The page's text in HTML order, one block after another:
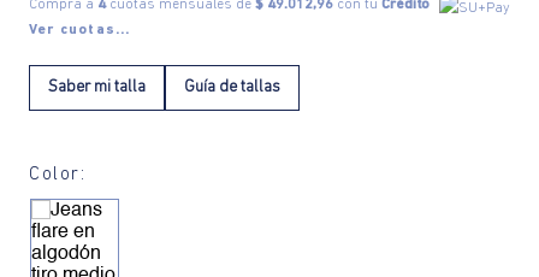
Compra a 4cuotas mensuales de $ 49.012,96 con tu Crédito
Ver cuotas...
Saber mi talla Guía de tallas
Color: